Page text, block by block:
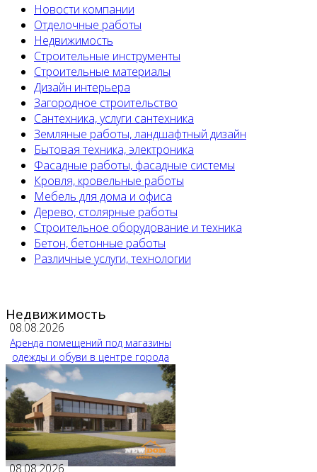
Новости компании
Отделочные работы
Недвижимость
Строительные инструменты
Строительные материалы
Дизайн интерьера
Загородное строительство
Сантехника, услуги сантехника
Земляные работы, ландшафтный дизайн
Бытовая техника, электроника
Фасадные работы, фасадные системы
Кровля, кровельные работы
Мебель для дома и офиса
Дерево, столярные работы
Строительное оборудование и техника
Бетон, бетонные работы
Различные услуги, технологии
Недвижимость
08.08.2026
Аренда помещений под магазины
одежды и обуви в центре города
08.08.2026